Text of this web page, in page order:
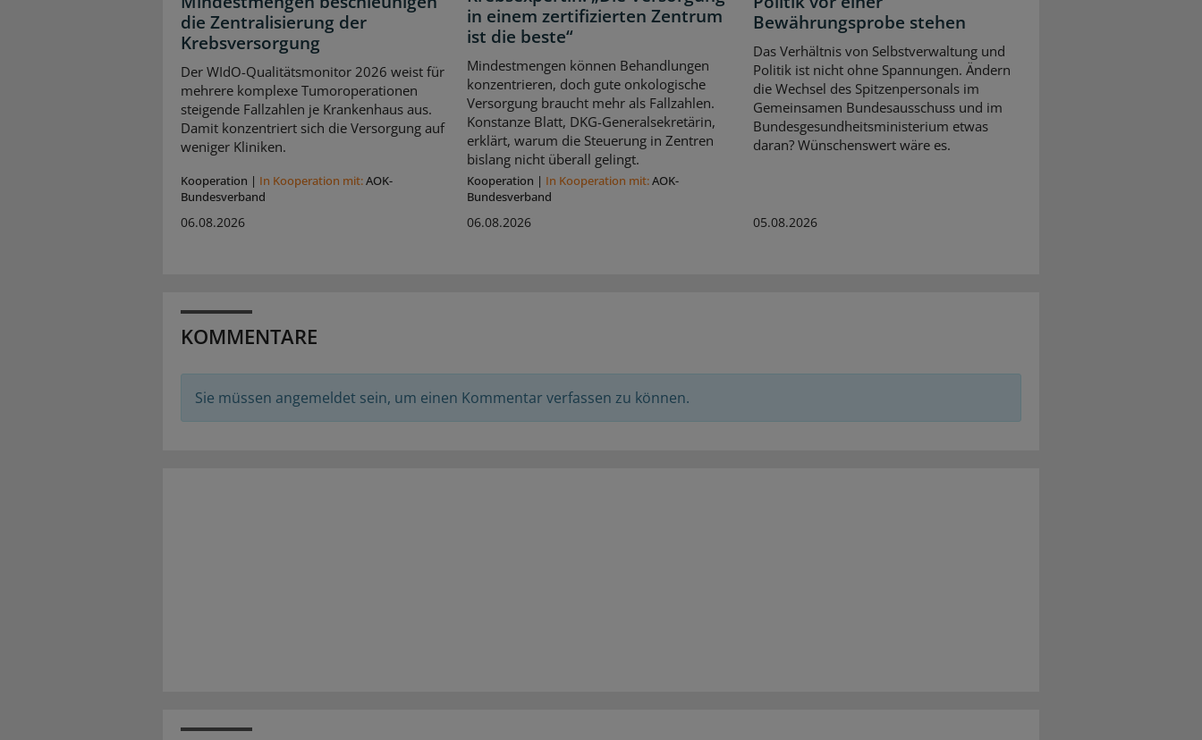
die Zentralisierung der
Krebsversorgung
Der WIdO-Qualitätsmonitor 2026 weist für
mehrere komplexe Tumoroperationen
steigende Fallzahlen je Krankenhaus aus.
Damit konzentriert sich die Versorgung auf
weniger Kliniken.
Kooperation | In Kooperation mit:AOK-
Bundesverband
06.08.2026
in einem zertifizierten Zentrum
ist die beste“
Mindestmengen können Behandlungen
konzentrieren, doch gute onkologische
Versorgung braucht mehr als Fallzahlen.
Konstanze Blatt, DKG-Generalsekretärin,
erklärt, warum die Steuerung in Zentren
bislang nicht überall gelingt.
Kooperation | In Kooperation mit:AOK-
Bundesverband
06.08.2026
Bewährungsprobe stehen
Das Verhältnis von Selbstverwaltung und
Politik ist nicht ohne Spannungen. Ändern
die Wechsel des Spitzenpersonals im
Gemeinsamen Bundesausschuss und im
Bundesgesundheitsministerium etwas
daran? Wünschenswert wäre es.
05.08.2026
KOMMENTARE
Sie müssen angemeldet sein, um einen Kommentar verfassen zu können.